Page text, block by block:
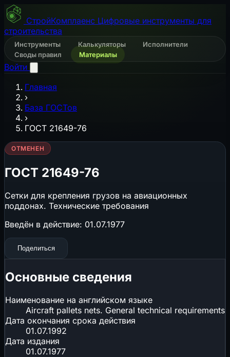
СтройКомплаенс Цифровые инструменты для
строительства
Инструменты Калькуляторы
Исполнители
Своды правил
Материалы
Войти
Главная
›
База ГОСТов
›
ГОСТ 21649-76
ОТМЕНЕН
ГОСТ 21649-76
Сетки для крепления грузов на авиационных
поддонах. Технические требования
Введён в действие: 01.07.1977
Поделиться
Основные сведения
Наименование на английском языке
Aircraft pallets nets. General technical requirements
Дата окончания срока действия
01.07.1992
Дата издания
01.07.1977